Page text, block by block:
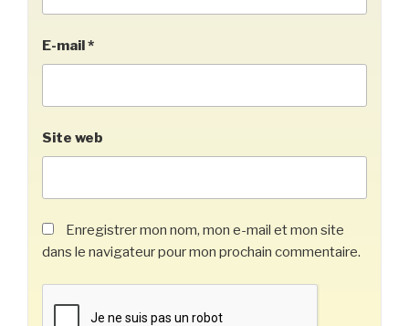
E-mail*
Site web
Enregistrer mon nom, mon e-mail et mon site
dans le navigateur pour mon prochain commentaire.